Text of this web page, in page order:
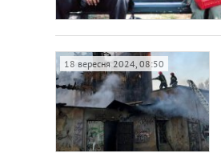
18 вересня 2024, 08:50